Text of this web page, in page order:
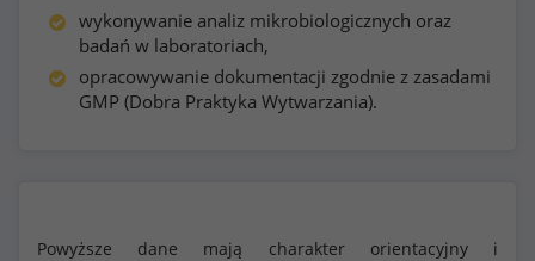
wykonywanie analiz mikrobiologicznych oraz
badań w laboratoriach,
opracowywanie dokumentacji zgodnie z zasadami
GMP (Dobra Praktyka Wytwarzania).
Powyższe dane mają charakter orientacyjny i